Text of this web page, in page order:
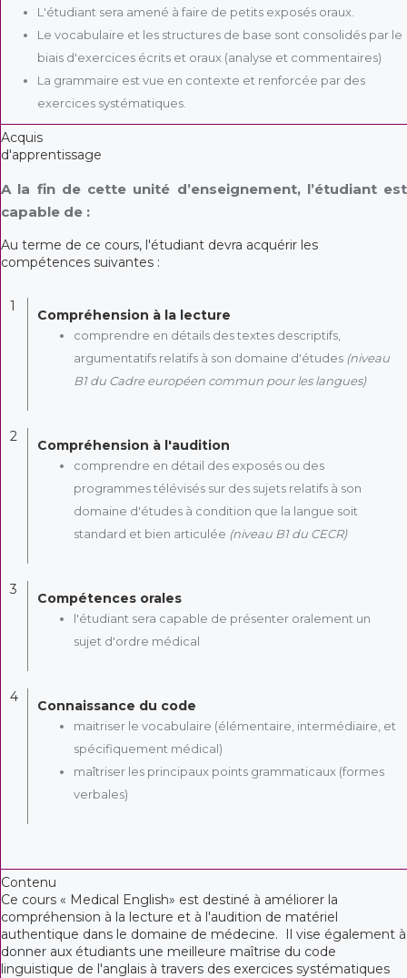
L'étudiant sera amené à faire de petits exposés oraux.
Le vocabulaire et les structures de base sont consolidés par le
biais d'exercices écrits et oraux (analyse et commentaires)
La grammaire est vue en contexte et renforcée par des
exercices systématiques.
Acquis
d'apprentissage
A la fin de cette unité d’enseignement, l’étudiant est
capable de :
Au terme de ce cours, l'étudiant devra acquérir les
compétences suivantes :
1
Compréhension à la lecture
comprendre en détails des textes descriptifs,
argumentatifs relatifs à son domaine d'études (niveau
B1 du Cadre européen commun pour les langues)
2
Compréhension à l'audition
comprendre en détail des exposés ou des
programmes télévisés sur des sujets relatifs à son
domaine d'études à condition que la langue soit
standard et bien articulée (niveau B1 du CECR)
3
Compétences orales
l'étudiant sera capable de présenter oralement un
sujet d'ordre médical
4
Connaissance du code
maitriser le vocabulaire (élémentaire, intermédiaire, et
spécifiquement médical)
maîtriser les principaux points grammaticaux (formes
verbales)
Contenu
Ce cours « Medical English» est destiné à améliorer la
compréhension à la lecture et à l'audition de matériel
authentique dans le domaine de médecine. Il vise également à
donner aux étudiants une meilleure maîtrise du code
linguistique de l'anglais à travers des exercices systématiques